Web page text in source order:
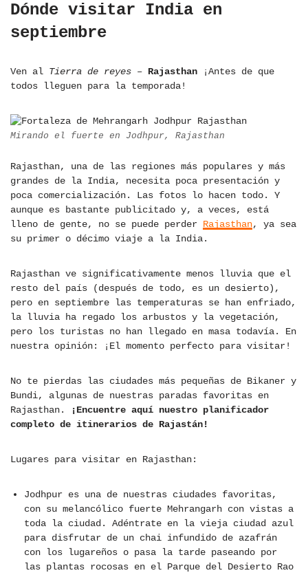
Dónde visitar India en
septiembre
Ven al Tierra de reyes – Rajasthan ¡Antes de que
todos lleguen para la temporada!
Mirando el fuerte en Jodhpur, Rajasthan
Rajasthan, una de las regiones más populares y más
grandes de la India, necesita poca presentación y
poca comercialización. Las fotos lo hacen todo. Y
aunque es bastante publicitado y, a veces, está
lleno de gente, no se puede perder Rajasthan, ya sea
su primer o décimo viaje a la India.
Rajasthan ve significativamente menos lluvia que el
resto del país (después de todo, es un desierto),
pero en septiembre las temperaturas se han enfriado,
la lluvia ha regado los arbustos y la vegetación,
pero los turistas no han llegado en masa todavía. En
nuestra opinión: ¡El momento perfecto para visitar!
No te pierdas las ciudades más pequeñas de Bikaner y
Bundi, algunas de nuestras paradas favoritas en
Rajasthan.
¡Encuentre aquí nuestro planificador
completo de itinerarios de Rajastán!
Lugares para visitar en Rajasthan:
Jodhpur es una de nuestras ciudades favoritas,
con su melancólico fuerte Mehrangarh con vistas a
toda la ciudad. Adéntrate en la vieja ciudad azul
para disfrutar de un chai infundido de azafrán
con los lugareños o pasa la tarde paseando por
las plantas rocosas en el Parque del Desierto Rao